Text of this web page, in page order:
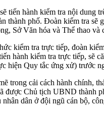
tiến hành kiểm tra nội dung
thành phố. Đoàn kiểm tra
Sở Văn hóa và Thể thao và
kiểm tra trực tiếp, đoàn
hành kiểm tra trực tiếp, sẽ
hiện Quy tắc ứng xử) trước
trong cải cách hành chính,
được Chủ tịch UBND thành
dân ở đội ngũ cán bộ,